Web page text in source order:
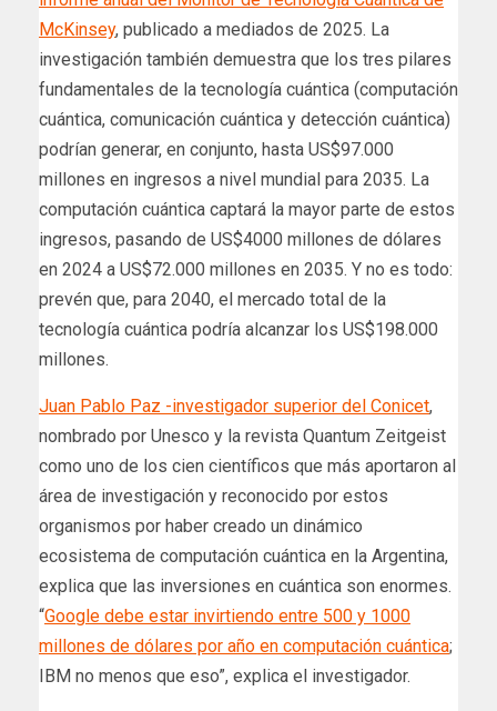
McKinsey, publicado a mediados de 2025. La
investigación también demuestra que los tres pilares
fundamentales de la tecnología cuántica (computación
cuántica, comunicación cuántica y detección cuántica)
podrían generar, en conjunto, hasta US$97.000
millones en ingresos a nivel mundial para 2035. La
computación cuántica captará la mayor parte de estos
ingresos, pasando de US$4000 millones de dólares
en 2024 a US$72.000 millones en 2035. Y no es todo:
prevén que, para 2040, el mercado total de la
tecnología cuántica podría alcanzar los US$198.000
millones.
Juan Pablo Paz -investigador superior del Conicet,
nombrado por Unesco y la revista Quantum Zeitgeist
como uno de los cien científicos que más aportaron al
área de investigación y reconocido por estos
organismos por haber creado un dinámico
ecosistema de computación cuántica en la Argentina,
explica que las inversiones en cuántica son enormes.
“Google debe estar invirtiendo entre 500 y 1000
millones de dólares por año en computación cuántica;
IBM no menos que eso”, explica el investigador.